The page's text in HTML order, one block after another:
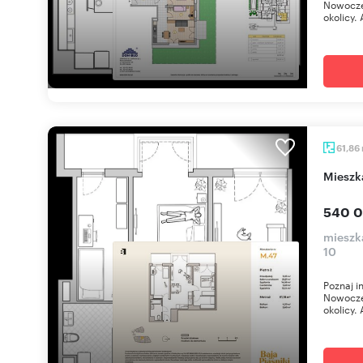
okolicy.
61,86
540
10
Poznaj
okolicy.